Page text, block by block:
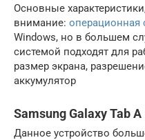
Основные
внимание: операционная
Windows, но в большем
системой подходят для
размер экрана,
аккумулятор
Samsung Galaxy Tab A
Данное устройство